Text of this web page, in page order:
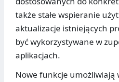
także stałe wspieranie
aktualizacje istniejących
być wykorzystywane w
aplikacjach.
Nowe funkcje umożliwiają